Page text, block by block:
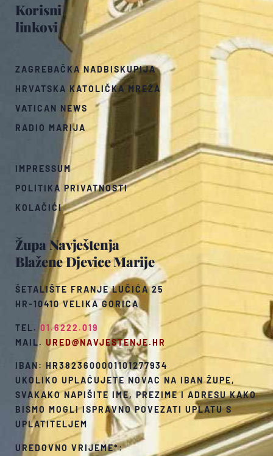
Župa Navještenja
Blažene Djevice Marije
ŠETALIŠTE FRANJE LUČIĆA 25
HR-10410 VELIKA GORICA
TEL.01.6222.019
MAIL. URED@NAVJESTENJE.HR
IBAN: HR3823600001101277934
UKOLIKO UPLAĆUJETE NOVAC NA IBAN ŽUPE,
SVAKAKO NAPIŠITE IME, PREZIME I ADRESU KAKO
BISMO MOGLI ISPRAVNO POVEZATI UPLATU S
UPLATITELJEM
UREDOVNO VRIJEME*:
Korisni
linkovi
ZAGREBAČKA NADBISKUPIJA
HRVATSKA KATOLIČKA MREŽA
VATICAN NEWS
RADIO MARIJA
IMPRESSUM
POLITIKA PRIVATNOSTI
KOLAČIĆI